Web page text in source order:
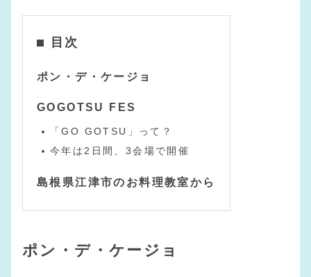
目次
ポン・デ・ケージョ
GOGOTSU FES
「GO GOTSU」って？
今年は2日間、3会場で開催
島根県江津市のお料理教室から
ポン・デ・ケージョ